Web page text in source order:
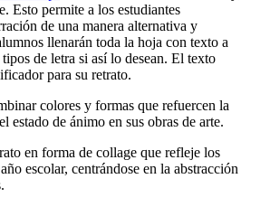
Esto permite a los estudiantes
de una manera alternativa y
llenarán toda la hoja con texto a
de letra si así lo desean. El texto
para su retrato.
colores y formas que refuercen la
estado de ánimo en sus obras de arte.
en forma de collage que refleje los
escolar, centrándose en la abstracción